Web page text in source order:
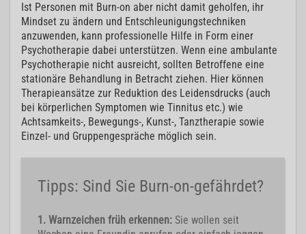
Ist Personen mit Burn-on aber nicht damit geholfen, ihr
Mindset zu ändern und Entschleunigungstechniken
anzuwenden, kann professionelle Hilfe in Form einer
Psychotherapie dabei unterstützen. Wenn eine ambulante
Psychotherapie nicht ausreicht, sollten Betroffene eine
stationäre Behandlung in Betracht ziehen. Hier können
Therapieansätze zur Reduktion des Leidensdrucks (auch
bei körperlichen Symptomen wie Tinnitus etc.) wie
Achtsamkeits-, Bewegungs-, Kunst-, Tanztherapie sowie
Einzel- und Gruppengespräche möglich sein.
Tipps: Sind Sie Burn-on-gefährdet?
1. Warnzeichen früh erkennen: Sie wollen seit